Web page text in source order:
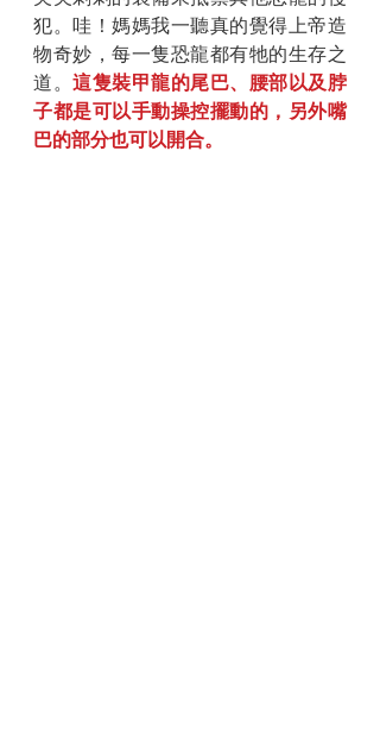
犯。哇！媽媽我一聽真的覺得上帝造
物奇妙，每一隻恐龍都有牠的生存之
道。這隻裝甲龍的尾巴、腰部以及脖
子都是可以手動操控擺動的，另外嘴
巴的部分也可以開合。